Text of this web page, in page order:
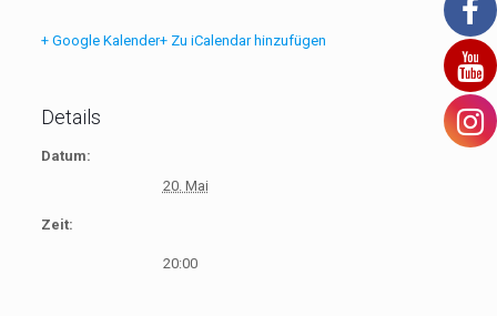
+ Google Kalender+ Zu iCalendar hinzufügen
Details
Datum:
20. Mai
Zeit:
20:00